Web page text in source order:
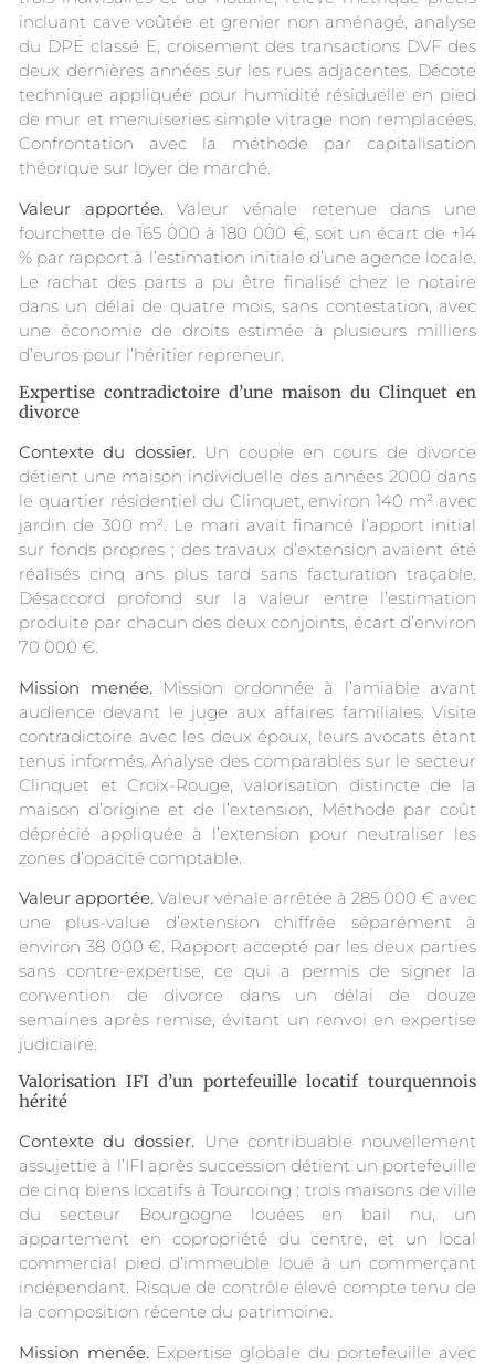
incluant cave voûtée et grenier non aménagé, analyse
du DPE classé E, croisement des transactions DVF des
deux dernières années sur les rues adjacentes. Décote
technique appliquée pour humidité résiduelle en pied
de mur et menuiseries simple vitrage non remplacées.
Confrontation avec la méthode par capitalisation
théorique sur loyer de marché.
Valeur apportée.Valeur vénale retenue dans une
fourchette de 165 000 à 180 000 €, soit un écart de +14
% par rapport à l’estimation initiale d’une agence locale.
Le rachat des parts a pu être finalisé chez le notaire
dans un délai de quatre mois, sans contestation, avec
une économie de droits estimée à plusieurs milliers
d’euros pour l’héritier repreneur.
Expertise contradictoire d’une maison du Clinquet en
divorce
Contexte du dossier.Un couple en cours de divorce
détient une maison individuelle des années 2000 dans
le quartier résidentiel du Clinquet, environ 140 m² avec
jardin de 300 m². Le mari avait financé l’apport initial
sur fonds propres ; des travaux d’extension avaient été
réalisés cinq ans plus tard sans facturation traçable.
Désaccord profond sur la valeur entre l’estimation
produite par chacun des deux conjoints, écart d’environ
70 000 €.
Mission menée. Mission ordonnée à l’amiable avant
audience devant le juge aux affaires familiales. Visite
contradictoire avec les deux époux, leurs avocats étant
tenus informés. Analyse des comparables sur le secteur
Clinquet et Croix-Rouge, valorisation distincte de la
maison d’origine et de l’extension. Méthode par coût
déprécié appliquée à l’extension pour neutraliser les
zones d’opacité comptable.
Valeur apportée. Valeur vénale arrêtée à 285 000 € avec
une plus-value d’extension chiffrée séparément à
environ 38 000 €. Rapport accepté par les deux parties
sans contre-expertise, ce qui a permis de signer la
convention de divorce dans un délai de douze
semaines après remise, évitant un renvoi en expertise
judiciaire.
Valorisation IFI d’un portefeuille locatif tourquennois
hérité
Contexte du dossier. Une contribuable nouvellement
assujettie à l’IFI après succession détient un portefeuille
de cinq biens locatifs à Tourcoing : trois maisons de ville
du secteur Bourgogne louées en bail nu, un
appartement en copropriété du centre, et un local
commercial pied d’immeuble loué à un commerçant
indépendant. Risque de contrôle élevé compte tenu de
la composition récente du patrimoine.
Mission menée. Expertise globale du portefeuille avec